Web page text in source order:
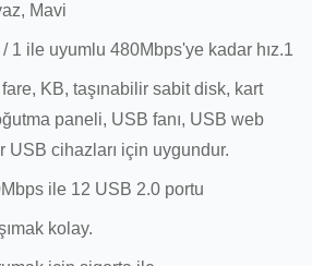
Mavi
1 ile uyumlu 480Mbps'ye kadar hız.1
KB, taşınabilir sabit disk, kart
paneli, USB fanı, USB web
USB cihazları için uygundur.
ile 12 USB 2.0 portu
kolay.